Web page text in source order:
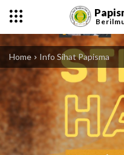
Home Info Sihat Papisma